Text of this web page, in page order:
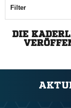
Filter
DIE